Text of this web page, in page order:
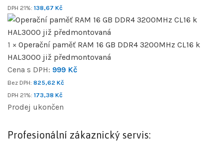
DPH 21%: 138,67 Kč
1 × Operační paměť RAM 16 GB DDR4 3200MHz CL16 k
HAL3000 již předmontovaná
Cena s DPH: 999 Kč
Bez DPH: 825,62 Kč
DPH 21%: 173,38 Kč
Prodej ukončen
Profesionální zákaznický servis: